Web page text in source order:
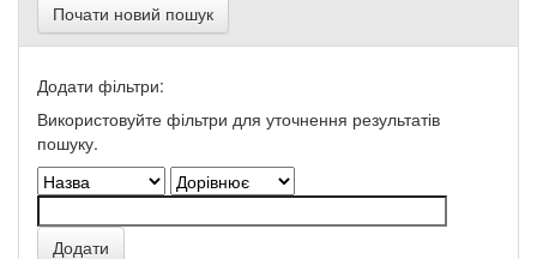
Почати новий пошук
Додати фільтри:
Використовуйте фільтри для уточнення результатів
пошуку.